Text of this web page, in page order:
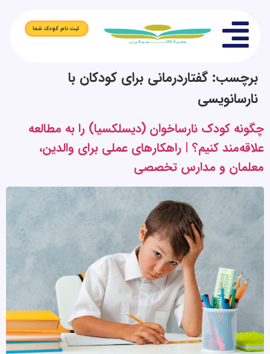
ثبت نام کودک شما
برچسب: گفتاردرمانی برای کودکان با
نارسانویسی
چگونه کودک نارساخوان (دیسلکسیا) را به مطالعه
علاقه‌مند کنیم؟ | راهکارهای عملی برای والدین،
معلمان و مدارس تخصصی